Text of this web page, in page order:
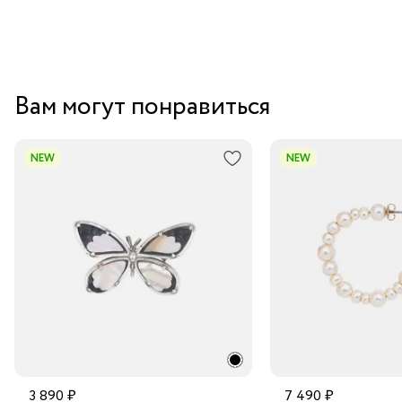
Вам могут понравиться
NEW
3 890 ₽
NEW
7 490 ₽